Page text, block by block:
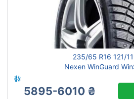
235/65 R16 121/
Nexen WinGuard
5895-6010 ₴